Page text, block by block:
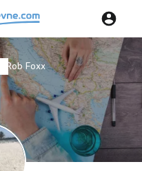
Rob Foxx